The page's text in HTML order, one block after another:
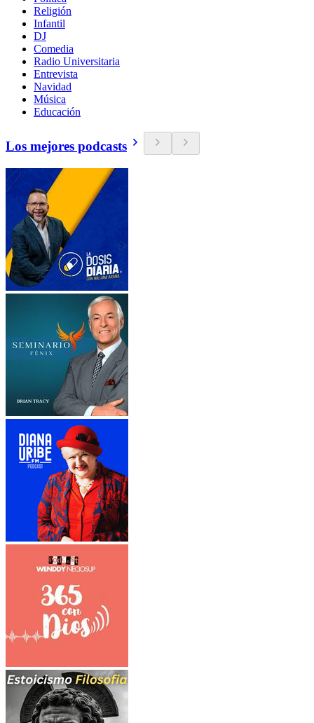
Religión
Infantil
DJ
Comedia
Radio Universitaria
Entrevista
Navidad
Música
Educación
Los mejores podcasts